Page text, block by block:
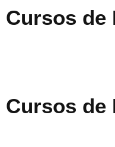
Cursos de
Cursos de